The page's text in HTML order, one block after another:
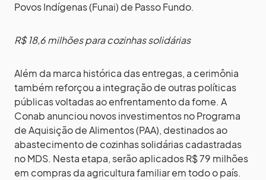
Povos Indígenas (Funai) de Passo Fundo.
R$ 18,6 milhões para cozinhas solidárias
Além da marca histórica das entregas, a cerimônia
também reforçou a integração de outras políticas
públicas voltadas ao enfrentamento da fome. A
Conab anunciou novos investimentos no Programa
de Aquisição de Alimentos (PAA), destinados ao
abastecimento de cozinhas solidárias cadastradas
no MDS. Nesta etapa, serão aplicados R$ 79 milhões
em compras da agricultura familiar em todo o país.